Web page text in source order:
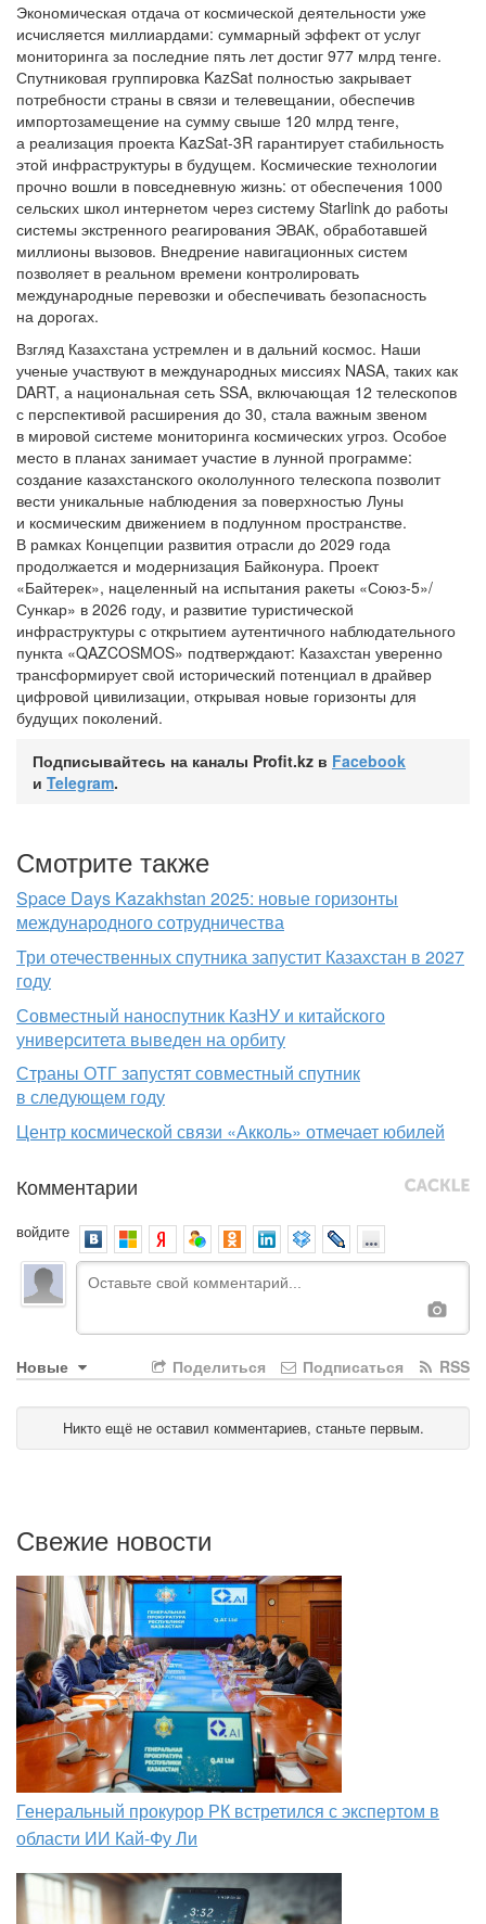
Экономическая отдача от космической деятельности уже
исчисляется миллиардами: суммарный эффект от услуг
мониторинга за последние пять лет достиг 977 млрд тенге.
Спутниковая группировка KazSat полностью закрывает
потребности страны в связи и телевещании, обеспечив
импортозамещение на сумму свыше 120 млрд тенге,
а реализация проекта KazSat-3R гарантирует стабильность
этой инфраструктуры в будущем. Космические технологии
прочно вошли в повседневную жизнь: от обеспечения 1000
сельских школ интернетом через систему Starlink до работы
системы экстренного реагирования ЭВАК, обработавшей
миллионы вызовов. Внедрение навигационных систем
позволяет в реальном времени контролировать
международные перевозки и обеспечивать безопасность
на дорогах.
Взгляд Казахстана устремлен и в дальний космос. Наши
ученые участвуют в международных миссиях NASA, таких как
DART, а национальная сеть SSA, включающая 12 телескопов
с перспективой расширения до 30, стала важным звеном
в мировой системе мониторинга космических угроз. Особое
место в планах занимает участие в лунной программе:
создание казахстанского окололунного телескопа позволит
вести уникальные наблюдения за поверхностью Луны
и космическим движением в подлунном пространстве.
В рамках Концепции развития отрасли до 2029 года
продолжается и модернизация Байконура. Проект
«Байтерек», нацеленный на испытания ракеты «Союз-5»/
Сункар» в 2026 году, и развитие туристической
инфраструктуры с открытием аутентичного наблюдательного
пункта «QAZCOSMOS» подтверждают: Казахстан уверенно
трансформирует свой исторический потенциал в драйвер
цифровой цивилизации, открывая новые горизонты для
будущих поколений.
Подписывайтесь на каналы Profit.kz в Facebook
и Telegram.
Смотрите также
Space Days Kazakhstan 2025: новые горизонты
международного сотрудничества
Три отечественных спутника запустит Казахстан в 2027
году
Совместный наноспутник КазНУ и китайского
университета выведен на орбиту
Страны ОТГ запустят совместный спутник
в следующем году
Центр космической связи «Акколь» отмечает юбилей
Комментарии
войдите
Новые RSS
Подписаться
Поделиться
Никто ещё не оставил комментариев, станьте первым.
Свежие новости
Генеральный прокурор РК встретился с экспертом в
области ИИ Кай-Фу Ли